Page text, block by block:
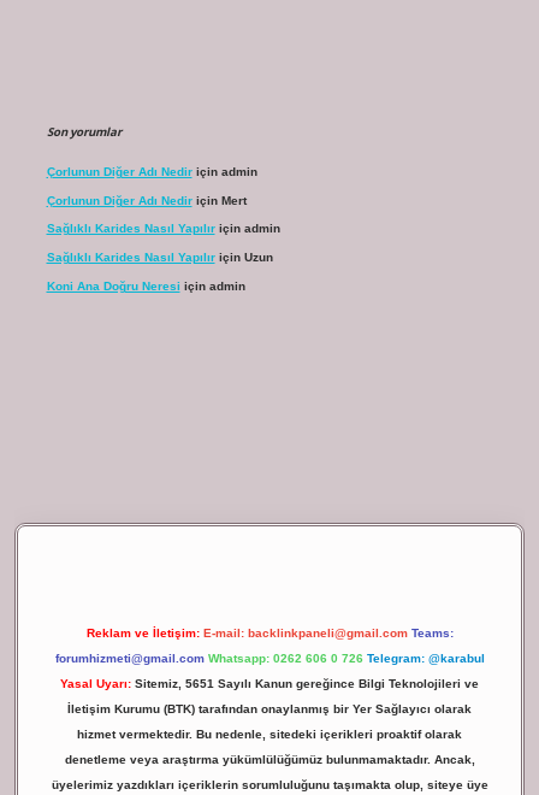
Son yorumlar
Çorlunun Diğer Adı Nediriçin admin
Çorlunun Diğer Adı Nediriçin Mert
Sağlıklı Karides Nasıl Yapılıriçin admin
Sağlıklı Karides Nasıl Yapılıriçin Uzun
Koni Ana Doğru Neresi için admin
Reklam ve İletişim: E-mail: backlinkpaneli@gmail.com Teams:
forumhizmeti@gmail.com Whatsapp: 0262 606 0 726 Telegram: @karabul
Yasal Uyarı: Sitemiz, 5651 Sayılı Kanun gereğince Bilgi Teknolojileri ve
İletişim Kurumu (BTK) tarafından onaylanmış bir Yer Sağlayıcı olarak
hizmet vermektedir. Bu nedenle, sitedeki içerikleri proaktif olarak
denetleme veya araştırma yükümlülüğümüz bulunmamaktadır. Ancak,
üyelerimiz yazdıkları içeriklerin sorumluluğunu taşımakta olup, siteye üye